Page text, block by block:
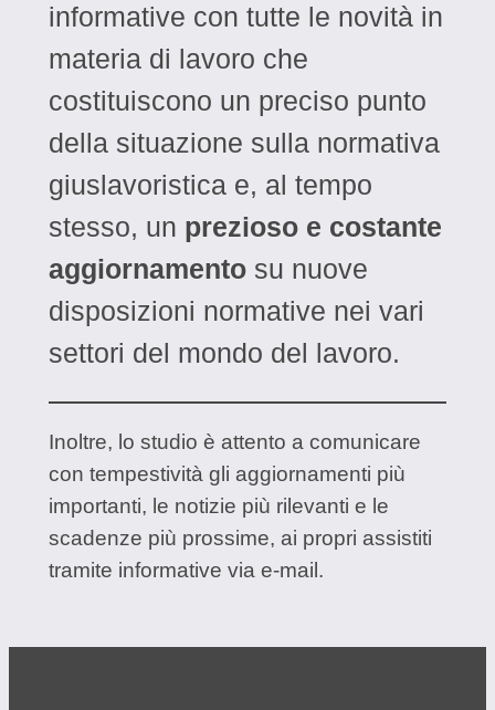
informative con tutte le novità in
materia di lavoro che
costituiscono un preciso punto
della situazione sulla normativa
giuslavoristica e, al tempo
stesso, un prezioso e costante
aggiornamentosu nuove
disposizioni normative nei vari
settori del mondo del lavoro.
Inoltre, lo studio è attento a comunicare
con tempestività gli aggiornamenti più
importanti, le notizie più rilevanti e le
scadenze più prossime, ai propri assistiti
tramite informative via e-mail.